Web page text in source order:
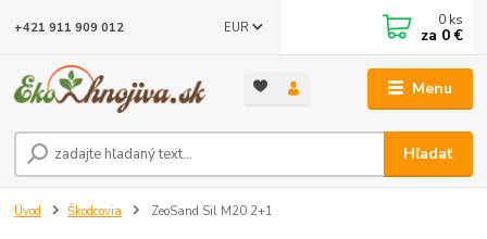
Menu
EUR
Hľadať
+421 911 909 012 0 ks
za 0 €
Úvod Škodcovia ZeoSand Sil M20 2+1